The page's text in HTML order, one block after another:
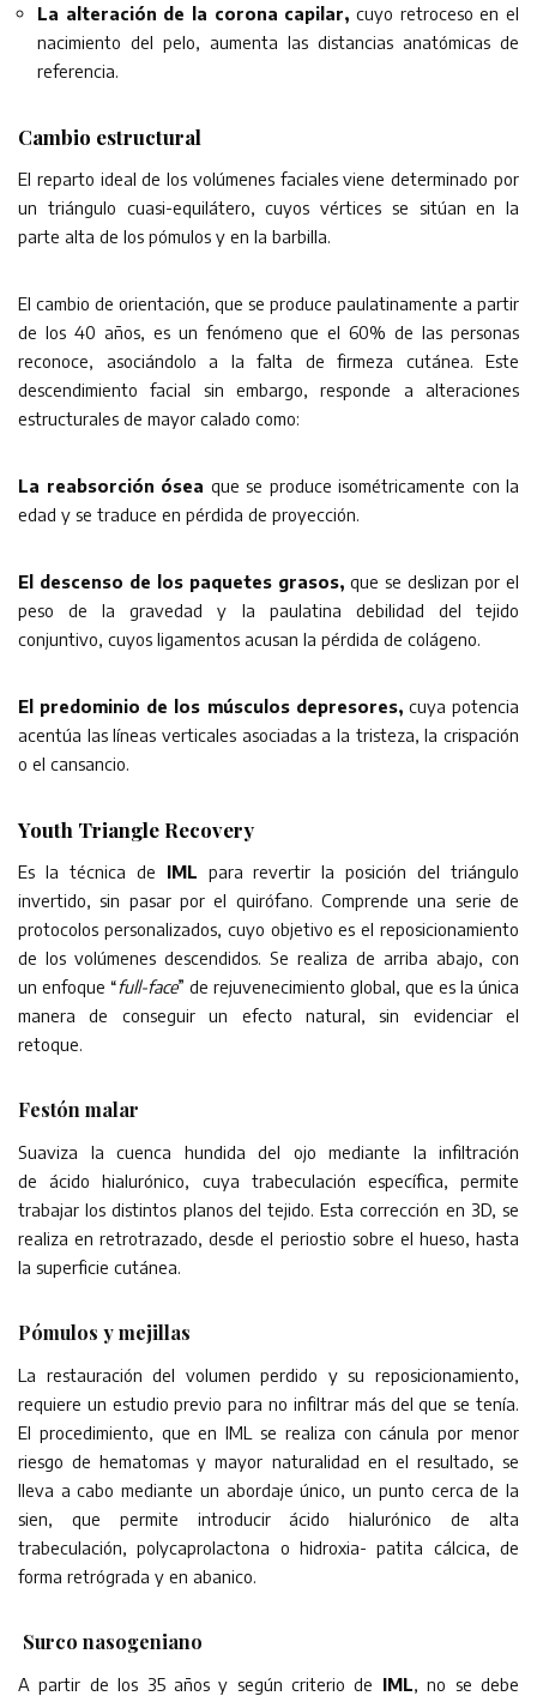
La alteración de la corona capilar, cuyo retroceso en el
nacimiento del pelo, aumenta las distancias anatómicas de
referencia.
Cambio estructural
El reparto ideal de los volúmenes faciales viene determinado por
un triángulo cuasi-equilátero, cuyos vértices se sitúan en la
parte alta de los pómulos y en la barbilla.
El cambio de orientación, que se produce paulatinamente a partir
de los 40 años, es un fenómeno que el 60% de las personas
reconoce, asociándolo a la falta de firmeza cutánea. Este
descendimiento facial sin embargo, responde a alteraciones
estructurales de mayor calado como:
La reabsorción ósea que se produce isométricamente con la
edad y se traduce en pérdida de proyección.
El descenso de los paquetes grasos, que se deslizan por el
peso de la gravedad y la paulatina debilidad del tejido
conjuntivo, cuyos ligamentos acusan la pérdida de colágeno.
El predominio de los músculos depresores, cuya potencia
acentúa las líneas verticales asociadas a la tristeza, la crispación
o el cansancio.
Youth Triangle Recovery
Es la técnica de IML para revertir la posición del triángulo
invertido, sin pasar por el quirófano. Comprende una serie de
protocolos personalizados, cuyo objetivo es el reposicionamiento
de los volúmenes descendidos. Se realiza de arriba abajo, con
un enfoque “full-face” de rejuvenecimiento global, que es la única
manera de conseguir un efecto natural, sin evidenciar el
retoque.
Festón malar
Suaviza la cuenca hundida del ojo mediante la infiltración
de ácido hialurónico, cuya trabeculación específica, permite
trabajar los distintos planos del tejido. Esta corrección en 3D, se
realiza en retrotrazado, desde el periostio sobre el hueso, hasta
la superficie cutánea.
Pómulos y mejillas
La restauración del volumen perdido y su reposicionamiento,
requiere un estudio previo para no infiltrar más del que se tenía.
El procedimiento, que en IML se realiza con cánula por menor
riesgo de hematomas y mayor naturalidad en el resultado, se
lleva a cabo mediante un abordaje único, un punto cerca de la
sien, que permite introducir ácido hialurónico de alta
trabeculación, polycaprolactona o hidroxia- patita cálcica, de
forma retrógrada y en abanico.
Surco nasogeniano
A partir de los 35 años y según criterio de IML, no se debe